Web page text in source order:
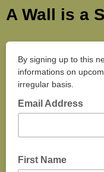
A Wall is a
By signing up to this
informations on
irregular basis.
Email Address
First Name